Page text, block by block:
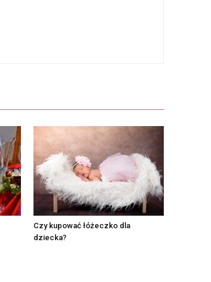
Czy kupować łóżeczko dla
dziecka?